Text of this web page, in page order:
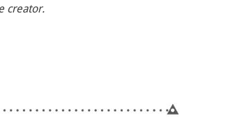
creator.